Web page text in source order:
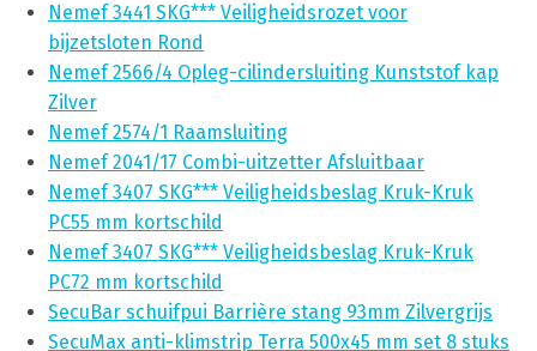
Nemef 3441 SKG*** Veiligheidsrozet voor
bijzetsloten Rond
Nemef 2566/4 Opleg-cilindersluiting Kunststof kap
Zilver
Nemef 2574/1 Raamsluiting
Nemef 2041/17 Combi-uitzetter Afsluitbaar
Nemef 3407 SKG*** Veiligheidsbeslag Kruk-Kruk
PC55 mm kortschild
Nemef 3407 SKG*** Veiligheidsbeslag Kruk-Kruk
PC72 mm kortschild
SecuBar schuifpui Barrière stang 93mm Zilvergrijs
SecuMax anti-klimstrip Terra 500x45 mm set 8 stuks